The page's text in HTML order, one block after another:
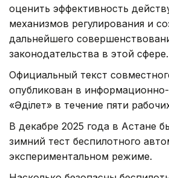
оценить эффективность
механизмов регулирования и
дальнейшего
законодательства в этой сфере.
Официальный текст
опубликован в
«Әділет» в течение пяти
В декабре 2025 года в Астане
зимний тест беспилотного
экспериментальном режиме.